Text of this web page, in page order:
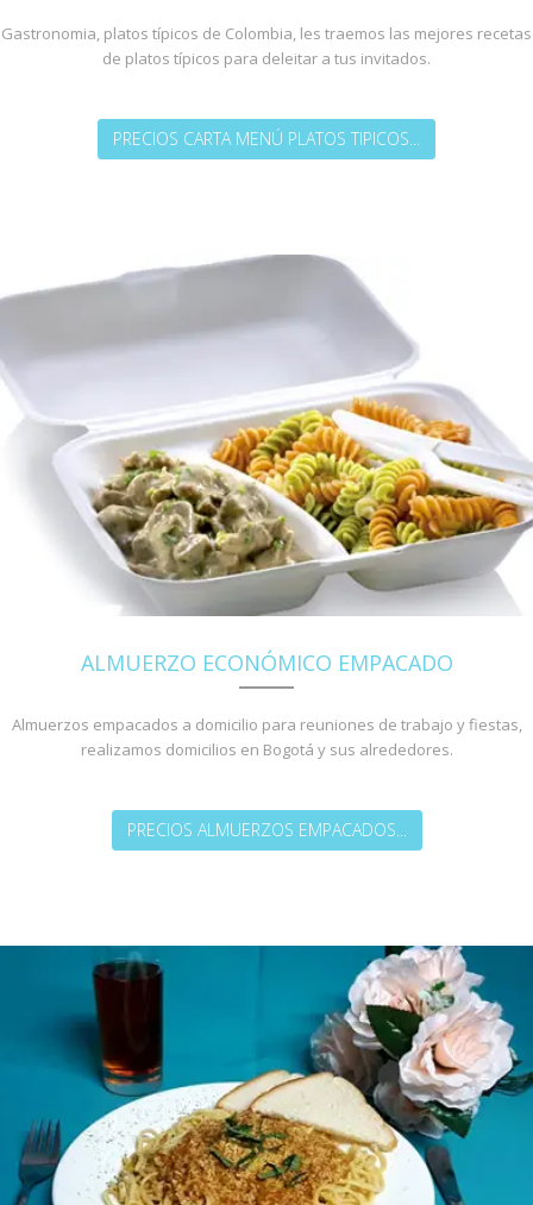
Gastronomia, platos típicos de Colombia, les traemos las mejores recetas
de platos típicos para deleitar a tus invitados.
PRECIOS CARTA MENÚ PLATOS TIPICOS...
ALMUERZO ECONÓMICO EMPACADO
Almuerzos empacados a domicilio para reuniones de trabajo y fiestas,
realizamos domicilios en Bogotá y sus alrededores.
PRECIOS ALMUERZOS EMPACADOS...